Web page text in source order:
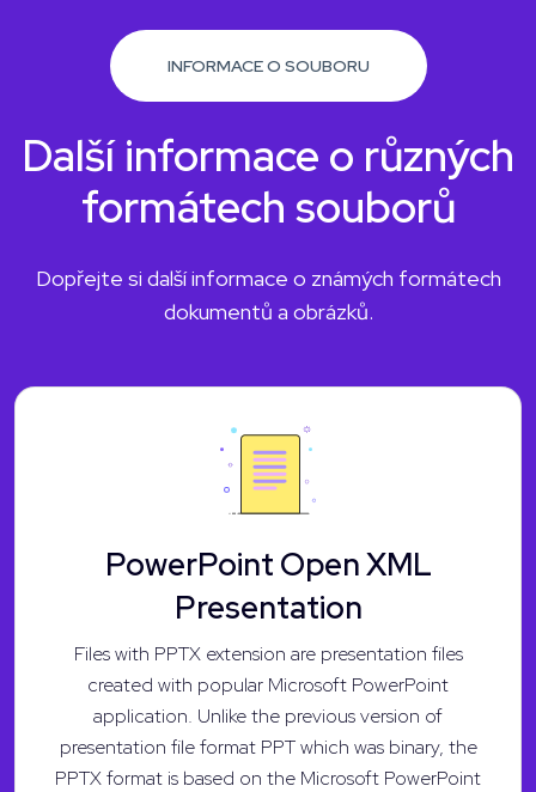
INFORMACE O SOUBORU
Další informace o různých
formátech souborů
Dopřejte si další informace o známých formátech
dokumentů a obrázků.
PowerPoint Open XML
Presentation
Files with PPTX extension are presentation files
created with popular Microsoft PowerPoint
application. Unlike the previous version of
presentation file format PPT which was binary, the
PPTX format is based on the Microsoft PowerPoint